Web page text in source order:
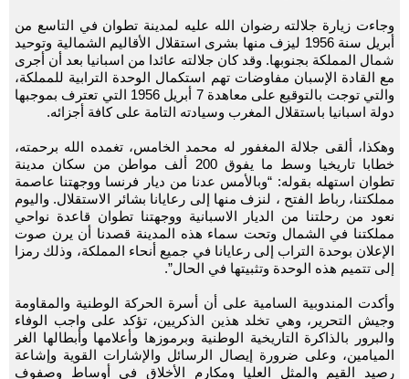
وجاءت زيارة جلالته رضوان الله عليه لمدينة تطوان في التاسع من
أبريل سنة 1956 ليزف منها بشرى استقلال الأقاليم الشمالية وتوحيد
شمال المملكة بجنوبها. وقد كان جلالته عائدا من اسبانيا بعد أن أجرى
مع القادة الإسبان مفاوضات تهم استكمال الوحدة الترابية للمملكة،
والتي توجت بالتوقيع على معاهدة 7 أبريل 1956 التي تعترف بموجبها
دولة اسبانيا باستقلال المغرب وسيادته التامة على كافة أجزائه.
وهكذا، ألقى جلالة المغفور له محمد الخامس، تغمده الله برحمته،
خطابا تاريخيا وسط ما يفوق 200 ألف مواطن من سكان مدينة
تطوان استهله بقوله: “وبالأمس عدنا من ديار فرنسا ووجهتنا عاصمة
مملكتنا، رباط الفتح ، لنزف منها إلى رعايانا بشائر الاستقلال. واليوم
نعود من رحلتنا من الديار الاسبانية ووجهتنا تطوان قاعدة نواحي
مملكتنا في الشمال وتحت سماء هذه المدينة قصدنا أن يرن صوت
الإعلان بوحدة التراب إلى رعايانا في جميع أنحاء المملكة، وذلك رمزا
إلى تتميم هذه الوحدة وتثبيتها في الحال”.
وأكدت المندوبية السامية على أن أسرة الحركة الوطنية والمقاومة
وجيش التحرير، وهي تخلد هذين الذكريين، تؤكد على واجب الوفاء
والبرور بالذاكرة التاريخية الوطنية وبرموزها وأعلامها وأبطالها الغر
الميامين، وعلى ضرورة إيصال الرسائل والإشارات القوية وإشاعة
رصيد القيم والمثل العليا ومكارم الأخلاق في أوساط وصفوف